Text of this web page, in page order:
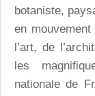
botaniste,
en
l’art, de
les
nationale de